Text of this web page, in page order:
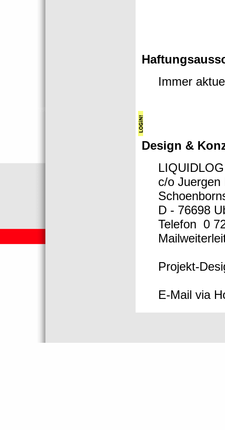
Immer
Design &
c/o Juergen
D - 76698
Telefon 0
Projekt-
E-Mail via